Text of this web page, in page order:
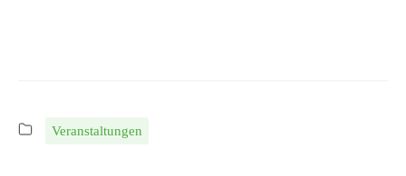
Veranstaltungen